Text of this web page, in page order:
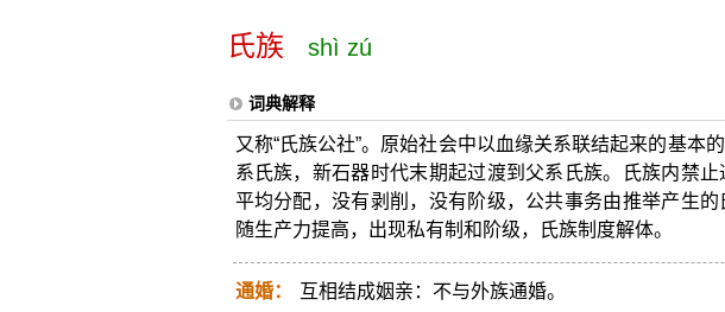
氏族 shì zú
词典解释
又称“氏族公社”。原始社会中以血缘关系联结起来的基本
系氏族，新石器时代末期起过渡到父系氏族。氏族内禁
平均分配，没有剥削，没有阶级，公共事务由推举产生
随生产力提高，出现私有制和阶级，氏族制度解体。
通婚： 互相结成姻亲：不与外族通婚。